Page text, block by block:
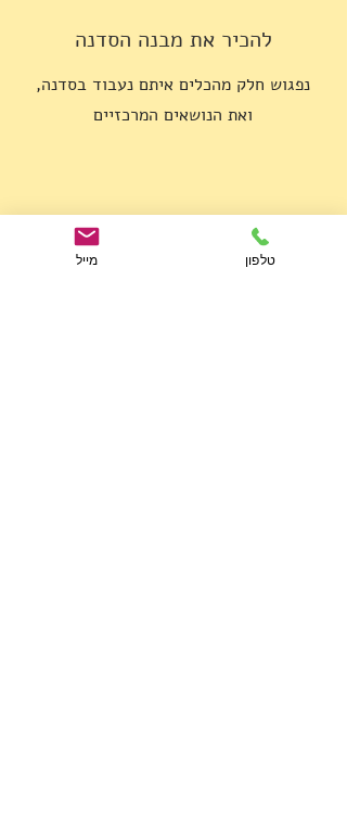
להכיר את מבנה הסדנה
נפגוש חלק מהכלים איתם נעבוד בסדנה,
ואת הנושאים המרכזיים
לפגוש את נתיב הנאור
נדבר על אופן העבודה, על הדרך הפנימית
מייל טלפון